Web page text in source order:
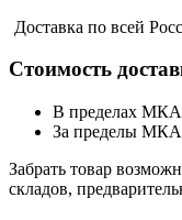
Доставка по всей
Стоимость
В пределах
За пределы
Забрать товар
складов,